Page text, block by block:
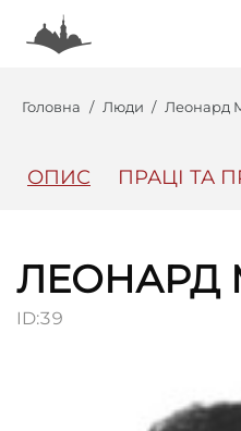
Головна Люди Леонард
ОПИС ПРАЦІ ТА
ЛЕОНАРД
ID:39